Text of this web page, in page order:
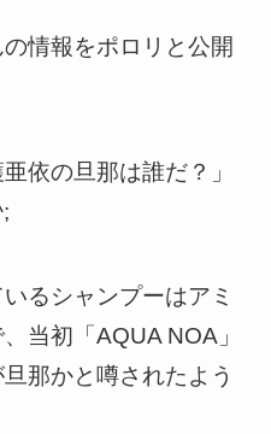
情報をポロリと公開
依の旦那は誰だ？」
るシャンプーはアミ
当初「AQUA NOA」
那かと噂されたよう